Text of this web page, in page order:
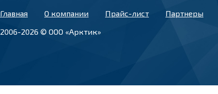
Главная О компании Прайс-лист
Партнеры
2006-2026 © ООО «Арктик»